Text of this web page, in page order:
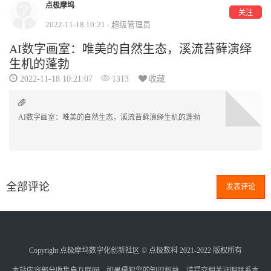
点极摩坞
2022-11-18 10:21 - 超级管理员
关注
AI数字画室：唯美的自然生态，溪流苔藓演绎
生机的蓬勃
2022-11-18 10:21:07 1313 收藏
AI数字画室：唯美的自然生态，溪流苔藓演绎生机的蓬勃
全部评论 发表评论
Copyright 点极摩坞数字化创新社区 © 点极数科 2021-2022 版权所有